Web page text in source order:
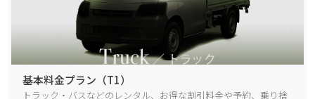
基本料金プラン（T1）
トラック・バスなどのレンタル、お得な割引料金や予約、乗り捨